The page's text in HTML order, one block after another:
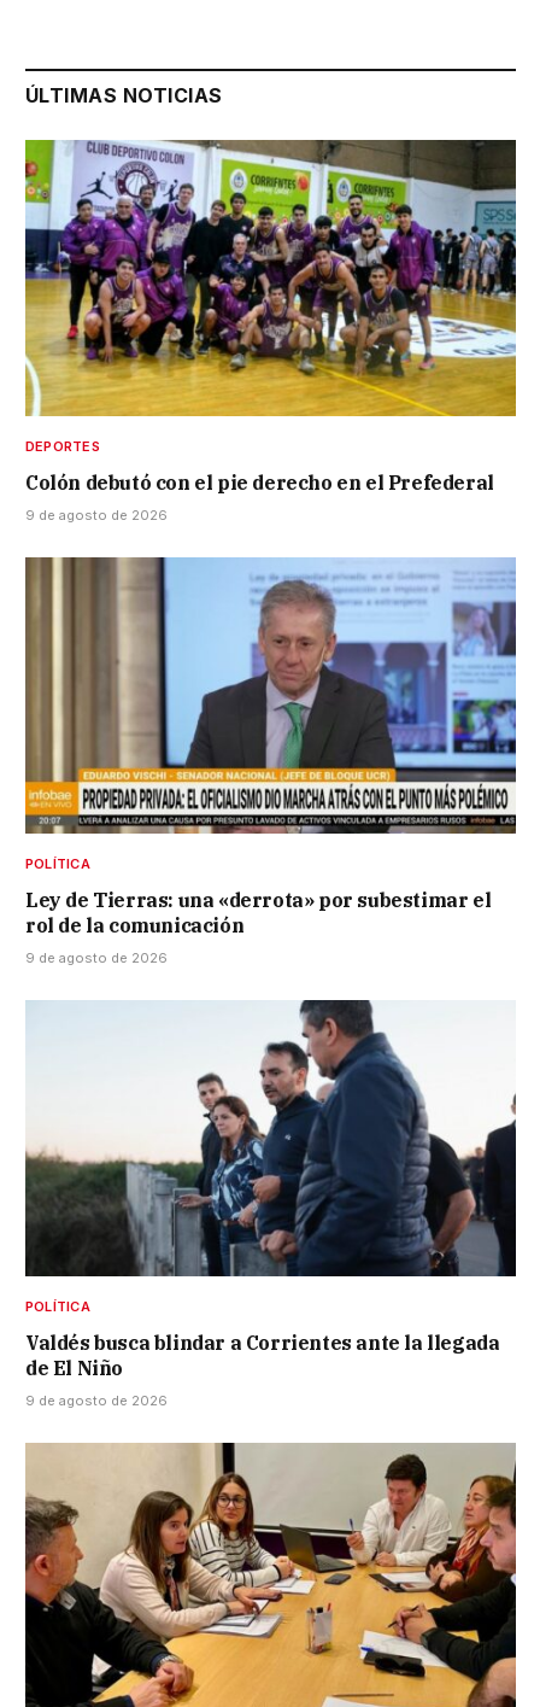
ÚLTIMAS NOTICIAS
DEPORTES
Colón debutó con el pie derecho en el Prefederal
9 de agosto de 2026
POLÍTICA
Ley de Tierras: una «derrota» por subestimar el
rol de la comunicación
9 de agosto de 2026
POLÍTICA
Valdés busca blindar a Corrientes ante la llegada
de El Niño
9 de agosto de 2026